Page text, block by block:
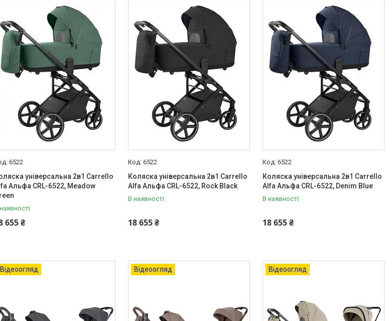
6522
універсальна 2в1 Carrello
Альфа CRL-6522, Meadow
655 ₴
6522
Коляска універсальна 2в1 Carrello
Alfa Альфа CRL-6522, Rock Black
В наявності
18 655 ₴
6522
Коляска універсальна 2в1 Carrello
Alfa Альфа CRL-6522, Denim Blue
В наявності
18 655 ₴
Відеоогляд Відеоогляд Відеоогляд